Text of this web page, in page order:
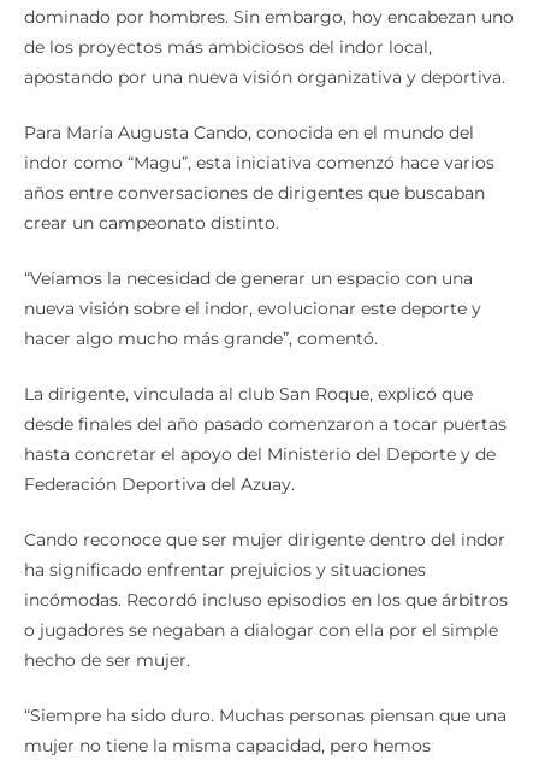
dominado por hombres. Sin embargo, hoy encabezan uno
de los proyectos más ambiciosos del indor local,
apostando por una nueva visión organizativa y deportiva.
Para María Augusta Cando, conocida en el mundo del
indor como “Magu”, esta iniciativa comenzó hace varios
años entre conversaciones de dirigentes que buscaban
crear un campeonato distinto.
“Veíamos la necesidad de generar un espacio con una
nueva visión sobre el indor, evolucionar este deporte y
hacer algo mucho más grande”, comentó.
La dirigente, vinculada al club San Roque, explicó que
desde finales del año pasado comenzaron a tocar puertas
hasta concretar el apoyo del Ministerio del Deporte y de
Federación Deportiva del Azuay.
Cando reconoce que ser mujer dirigente dentro del indor
ha significado enfrentar prejuicios y situaciones
incómodas. Recordó incluso episodios en los que árbitros
o jugadores se negaban a dialogar con ella por el simple
hecho de ser mujer.
“Siempre ha sido duro. Muchas personas piensan que una
mujer no tiene la misma capacidad, pero hemos